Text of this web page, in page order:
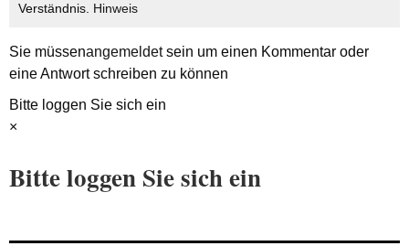
Verständnis. Hinweis
Sie müssenangemeldetsein um einen Kommentar oder
eine Antwort schreiben zu können
Bitte loggen Sie sich ein
×
Bitte loggen Sie sich ein